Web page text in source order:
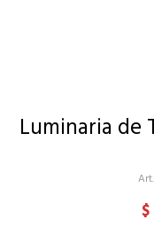
Luminaria de
$